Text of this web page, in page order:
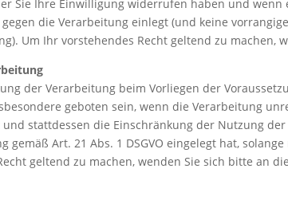
Sie Ihre Einwilligung widerrufen haben und
die Verarbeitung einlegt (und keine
Um Ihr vorstehendes Recht geltend zu machen,
der Verarbeitung beim Vorliegen der
geboten sein, wenn die Verarbeitung
stattdessen die Einschränkung der Nutzung
gemäß Art. 21 Abs. 1 DSGVO eingelegt hat,
geltend zu machen, wenden Sie sich bitte an